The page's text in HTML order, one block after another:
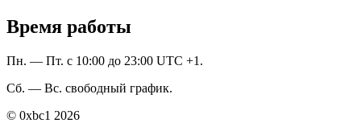
Время работы
Пн. — Пт. с 10:00 до 23:00 UTC +1.
Сб. — Вс. свободный график.
© 0xbc1 2026